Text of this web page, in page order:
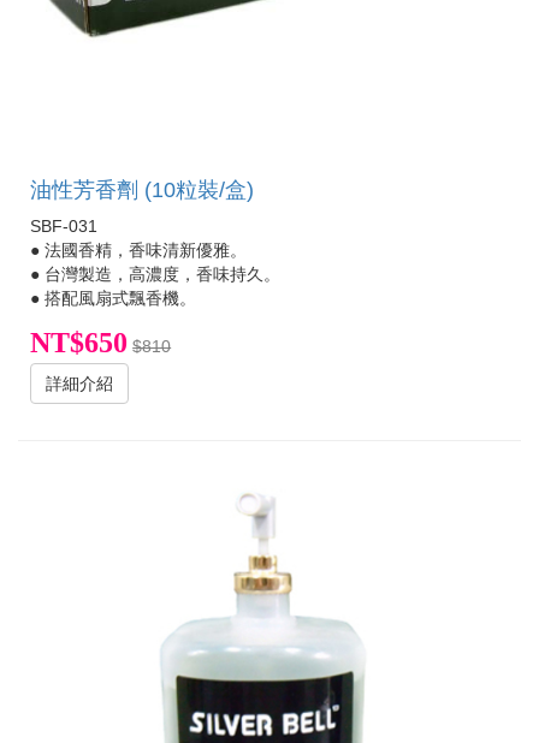
油性芳香劑 (10粒裝/盒)
SBF-031
● 法國香精，香味清新優雅。
● 台灣製造，高濃度，香味持久。
● 搭配風扇式飄香機。
NT$650 $810
詳細介紹